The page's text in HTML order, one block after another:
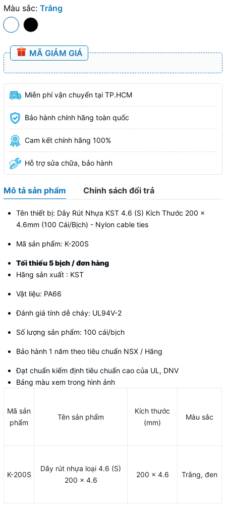
Màu sắc: Trắng
MÃ GIẢM GIÁ
Miễn phí vận chuyển tại TP.HCM
Bảo hành chính hãng toàn quốc
Cam kết chính hãng 100%
Hỗ trợ sửa chữa, bảo hành
Mô tả sản phẩm Chính sách đổi trả
Tên thiết bị: Dây Rút Nhựa KST 4.6 (S) Kích Thước 200 x
4.6mm (100 Cái/Bịch) - Nylon cable ties
Mã sản phẩm: K-200S
Tối thiểu 5 bịch / đơn hàng
Hãng sản xuất : KST
Vật liệu: PA66
Đánh giá tính dễ cháy: UL94V-2
Số lượng sản phẩm: 100 cái/bịch
Bảo hành 1 năm theo tiêu chuẩn NSX / Hãng
Đạt chuẩn kiểm định tiêu chuẩn cao của UL, DNV
Bảng màu xem trong hình ảnh
Mã sản
phẩm
Tên sản phẩm
Kích thước
(mm)
Màu sắc
K-200S
Dây rút nhựa loại 4.6 (S)
200 x 4.6
200 x 4.6 Trắng, đen